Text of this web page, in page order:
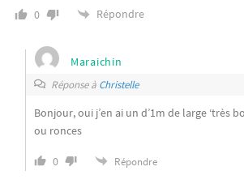
0 Répondre
Maraichin
Réponse à Christelle
Bonjour, oui j’en ai un d’1m de large ‘très
ou ronces
0 Répondre